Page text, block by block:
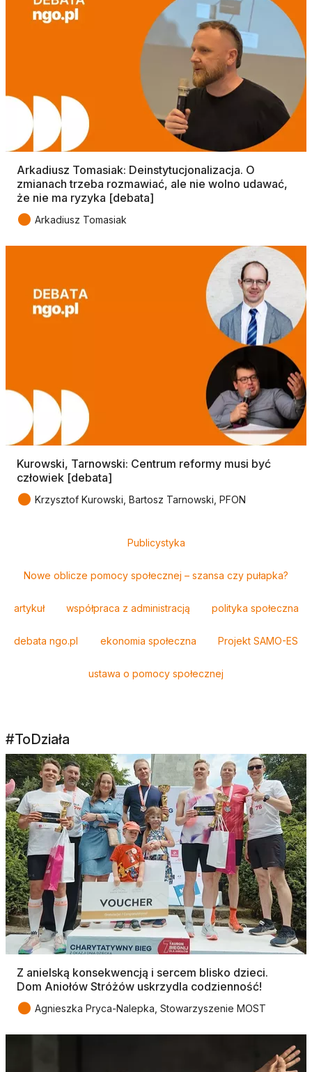
Arkadiusz Tomasiak: Deinstytucjonalizacja. O
zmianach trzeba rozmawiać, ale nie wolno udawać,
że nie ma ryzyka [debata]
● Arkadiusz Tomasiak
Kurowski, Tarnowski: Centrum reformy musi być
człowiek [debata]
● Krzysztof Kurowski, Bartosz Tarnowski, PFON
Publicystyka
Nowe oblicze pomocy społecznej – szansa czy pułapka?
artykuł współpraca z administracją polityka społeczna
debata ngo.pl ekonomia społeczna Projekt SAMO-ES
ustawa o pomocy społecznej
#ToDziała
Z anielską konsekwencją i sercem blisko dzieci.
Dom Aniołów Stróżów uskrzydla codzienność!
● Agnieszka Pryca-Nalepka, Stowarzyszenie MOST